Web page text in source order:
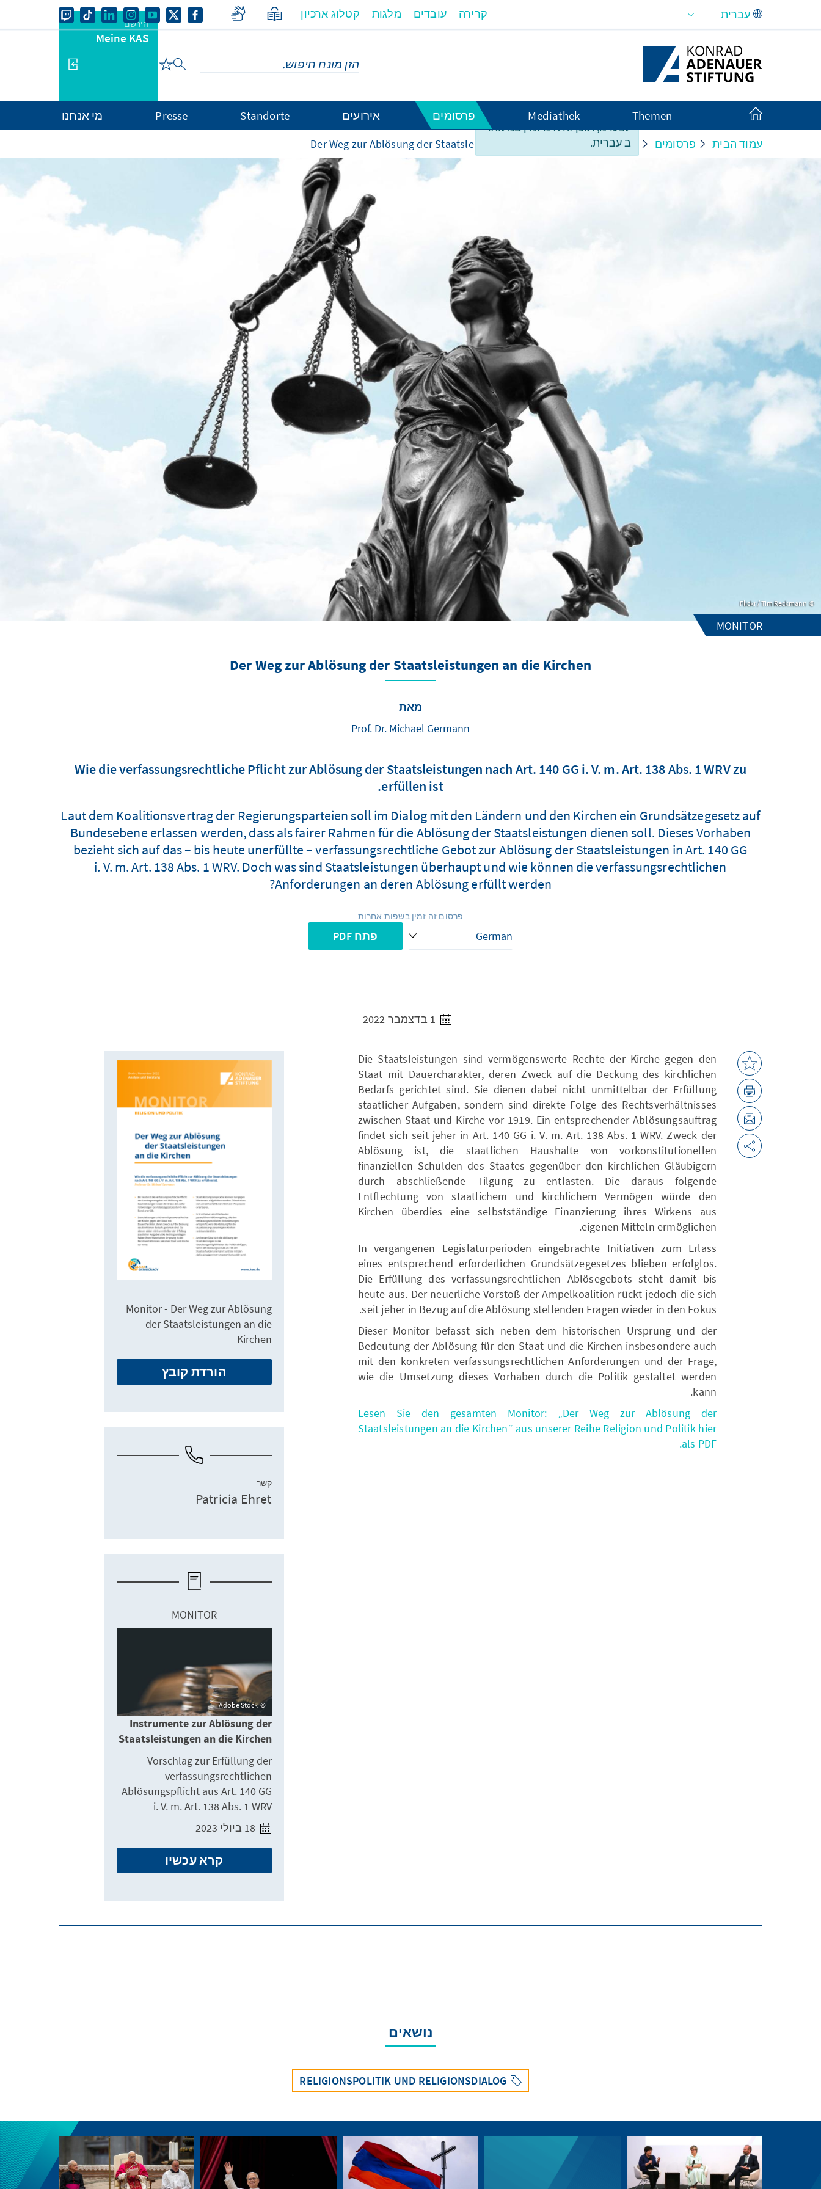
Skip to Main Content
לצערנו, תוכן זה אינו זמין במלואו
ב עברית.
קרירה עובדים מלגות קטלוג ארכיון
הירשם
Meine KAS
Themen
Mediathek פרסומים אירועים Standorte
Presse מי אנחנו
עמוד הבית פרסומים Monitor
Der Weg zur Ablösung der Staatsleistungen an die Kirchen
MONITOR
Der Weg zur Ablösung der Staatsleistungen an die Kirchen
מאת
Prof. Dr. Michael Germann
Wie die verfassungsrechtliche Pflicht zur Ablösung der Staatsleistungen nach Art. 140 GG i. V. m. Art. 138 Abs. 1 WRV zu
erfüllen ist.
Laut dem Koalitionsvertrag der Regierungsparteien soll im Dialog mit den Ländern und den Kirchen ein Grundsätzegesetz auf
Bundesebene erlassen werden, dass als fairer Rahmen für die Ablösung der Staatsleistungen dienen soll. Dieses Vorhaben
bezieht sich auf das – bis heute unerfüllte – verfassungsrechtliche Gebot zur Ablösung der Staatsleistungen in Art. 140 GG
i. V. m. Art. 138 Abs. 1 WRV. Doch was sind Staatsleistungen überhaupt und wie können die verfassungsrechtlichen
Anforderungen an deren Ablösung erfüllt werden?
פרסום זה זמין בשפות אחרות
פתח PDF
Die Staatsleistungen sind vermögenswerte Rechte der Kirche gegen den
Staat mit Dauercharakter, deren Zweck auf die Deckung des kirchlichen
Bedarfs gerichtet sind. Sie dienen dabei nicht unmittelbar der Erfüllung
staatlicher Aufgaben, sondern sind direkte Folge des Rechtsverhältnisses
zwischen Staat und Kirche vor 1919. Ein entsprechender Ablösungsauftrag
findet sich seit jeher in Art. 140 GG i. V. m. Art. 138 Abs. 1 WRV. Zweck der
Ablösung ist, die staatlichen Haushalte von vorkonstitutionellen
finanziellen Schulden des Staates gegenüber den kirchlichen Gläubigern
durch abschließende Tilgung zu entlasten. Die daraus folgende
Entflechtung von staatlichem und kirchlichem Vermögen würde den
Kirchen überdies eine selbstständige Finanzierung ihres Wirkens aus
eigenen Mitteln ermöglichen.
In vergangenen Legislaturperioden eingebrachte Initiativen zum Erlass
eines entsprechend erforderlichen Grundsätzegesetzes blieben erfolglos.
Die Erfüllung des verfassungsrechtlichen Ablösegebots steht damit bis
heute aus. Der neuerliche Vorstoß der Ampelkoalition rückt jedoch die sich
seit jeher in Bezug auf die Ablösung stellenden Fragen wieder in den Fokus.
Dieser Monitor befasst sich neben dem historischen Ursprung und der
Bedeutung der Ablösung für den Staat und die Kirchen insbesondere auch
mit den konkreten verfassungsrechtlichen Anforderungen und der Frage,
wie die Umsetzung dieses Vorhaben durch die Politik gestaltet werden
kann.
Lesen Sie den gesamten Monitor: „Der Weg zur Ablösung der
Staatsleistungen an die Kirchen“ aus unserer Reihe Religion und Politik hier
als PDF.
Monitor - Der Weg zur Ablösung
der Staatsleistungen an die
Kirchen
הורדת קובץ
קשר
Patricia Ehret
MONITOR
Adobe Stock
Instrumente zur Ablösung der
Staatsleistungen an die Kirchen
Vorschlag zur Erfüllung der
verfassungsrechtlichen
Ablösungspflicht aus Art. 140 GG
i. V. m. Art. 138 Abs. 1 WRV
18 ביולי 2023
קרא עכשיו
נושאים
RELIGIONSPOLITIK UND RELIGIONSDIALOG